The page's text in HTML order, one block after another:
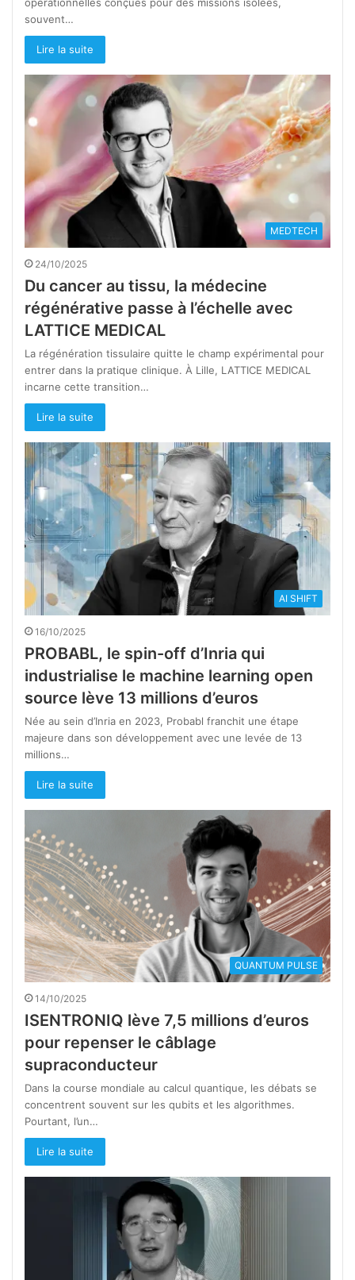
opérationnelles conçues pour des missions isolées,
souvent…
Lire la suite
MEDTECH
24/10/2025
Du cancer au tissu, la médecine
régénérative passe à l’échelle avec
LATTICE MEDICAL
La régénération tissulaire quitte le champ expérimental pour
entrer dans la pratique clinique. À Lille, LATTICE MEDICAL
incarne cette transition…
Lire la suite
AI SHIFT
16/10/2025
PROBABL, le spin-off d’Inria qui
industrialise le machine learning open
source lève 13 millions d’euros
Née au sein d’Inria en 2023, Probabl franchit une étape
majeure dans son développement avec une levée de 13
millions…
Lire la suite
QUANTUM PULSE
14/10/2025
ISENTRONIQ lève 7,5 millions d’euros
pour repenser le câblage
supraconducteur
Dans la course mondiale au calcul quantique, les débats se
concentrent souvent sur les qubits et les algorithmes.
Pourtant, l’un…
Lire la suite